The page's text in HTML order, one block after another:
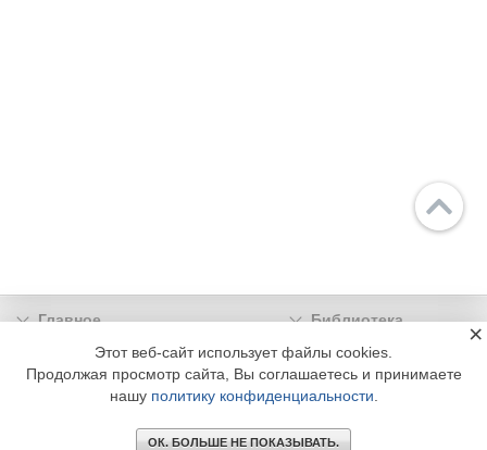
Главное
Библиотека
Подписка
Реклама
Информация
© 2002 - 2026 OOO Издательский дом «МЕДИА ТЕХНОЛОДЖИ» +7 (495) 665-00-
Этот веб-сайт использует файлы cookies.
Продолжая просмотр сайта, Вы соглашаетесь и принимаете
нашу политику конфиденциальности
ОК. БОЛЬШЕ НЕ ПОКАЗЫВАТЬ.
×